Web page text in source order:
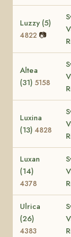
Luzzy (5)
4822 📷
Altea
(31) 5158
Luxina
(13) 4828
Luxan
(14)
4378
Ulrica
(26)
4383